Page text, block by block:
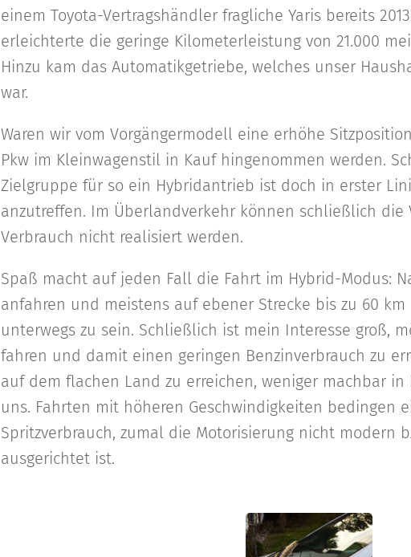
einem Toyota-Vertragshändler fragliche Yaris bereits
erleichterte die geringe Kilometerleistung von 21.000
Hinzu kam das Automatikgetriebe, welches unser
war.
Waren wir vom Vorgängermodell eine erhöhe
Pkw im Kleinwagenstil in Kauf hingenommen werden.
Zielgruppe für so ein Hybridantrieb ist doch in erster
anzutreffen. Im Überlandverkehr können schließlich die
Verbrauch nicht realisiert werden.
Spaß macht auf jeden Fall die Fahrt im Hybrid-Modus:
anfahren und meistens auf ebener Strecke bis zu 60
unterwegs zu sein. Schließlich ist mein Interesse groß,
fahren und damit einen geringen Benzinverbrauch zu
auf dem flachen Land zu erreichen, weniger machbar in
uns. Fahrten mit höheren Geschwindigkeiten bedingen
Spritzverbrauch, zumal die Motorisierung nicht modern
ausgerichtet ist.